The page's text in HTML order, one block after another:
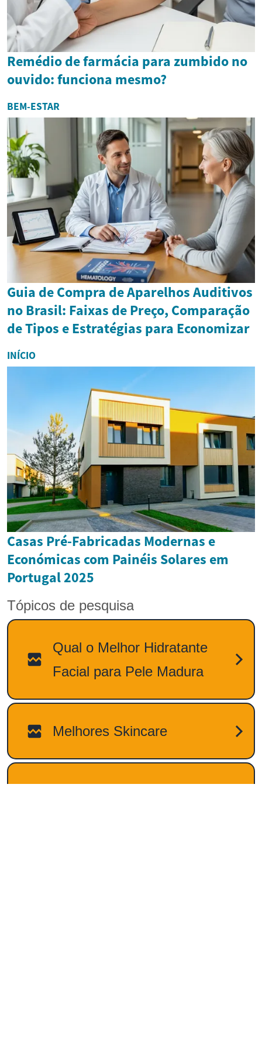
Remédio de farmácia para zumbido no
ouvido: funciona mesmo?
BEM-ESTAR
Guia de Compra de Aparelhos Auditivos
no Brasil: Faixas de Preço, Comparação
de Tipos e Estratégias para Economizar
INÍCIO
Casas Pré-Fabricadas Modernas e
Económicas com Painéis Solares em
Portugal 2025